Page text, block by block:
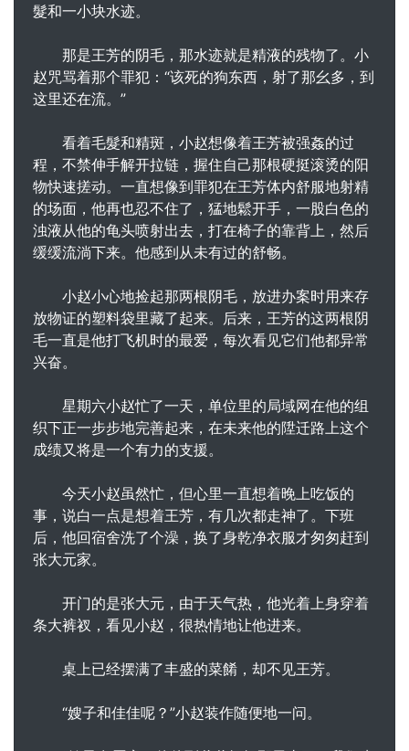
髮和一小块水迹。
那是王芳的阴毛，那水迹就是精液的残物了。小
赵咒骂着那个罪犯：“该死的狗东西，射了那幺多，到
这里还在流。”
看着毛髮和精斑，小赵想像着王芳被强姦的过
程，不禁伸手解开拉链，握住自己那根硬挺滚烫的阳
物快速搓动。一直想像到罪犯在王芳体内舒服地射精
的场面，他再也忍不住了，猛地鬆开手，一股白色的
浊液从他的龟头喷射出去，打在椅子的靠背上，然后
缓缓流淌下来。他感到从未有过的舒畅。
小赵小心地捡起那两根阴毛，放进办案时用来存
放物证的塑料袋里藏了起来。后来，王芳的这两根阴
毛一直是他打飞机时的最爱，每次看见它们他都异常
兴奋。
星期六小赵忙了一天，单位里的局域网在他的组
织下正一步步地完善起来，在未来他的陞迁路上这个
成绩又将是一个有力的支援。
今天小赵虽然忙，但心里一直想着晚上吃饭的
事，说白一点是想着王芳，有几次都走神了。下班
后，他回宿舍洗了个澡，换了身乾净衣服才匆匆赶到
张大元家。
开门的是张大元，由于天气热，他光着上身穿着
条大裤衩，看见小赵，很热情地让他进来。
桌上已经摆满了丰盛的菜餚，却不见王芳。
“嫂子和佳佳呢？”小赵装作随便地一问。